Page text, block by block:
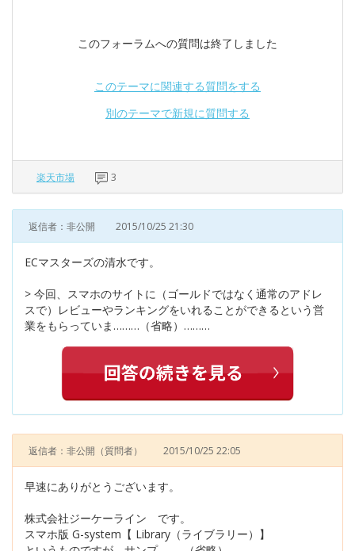
このフォーラムへの質問は終了しました
このテーマに関連する質問をする
別のテーマで新規に質問する
楽天市場 3
返信者：非公開 2015/10/25 21:30
ECマスターズの清水です。
> 今回、スマホのサイトに（ゴールドではなく通常のアドレ
スで）レビューやランキングをいれることができるという営
業をもらっていま………（省略）………
返信者：非公開 （質問者） 2015/10/25 22:05
早速にありがとうございます。
株式会社ジーケーライン です。
スマホ版 G-system【 Library（ライブラリー）】